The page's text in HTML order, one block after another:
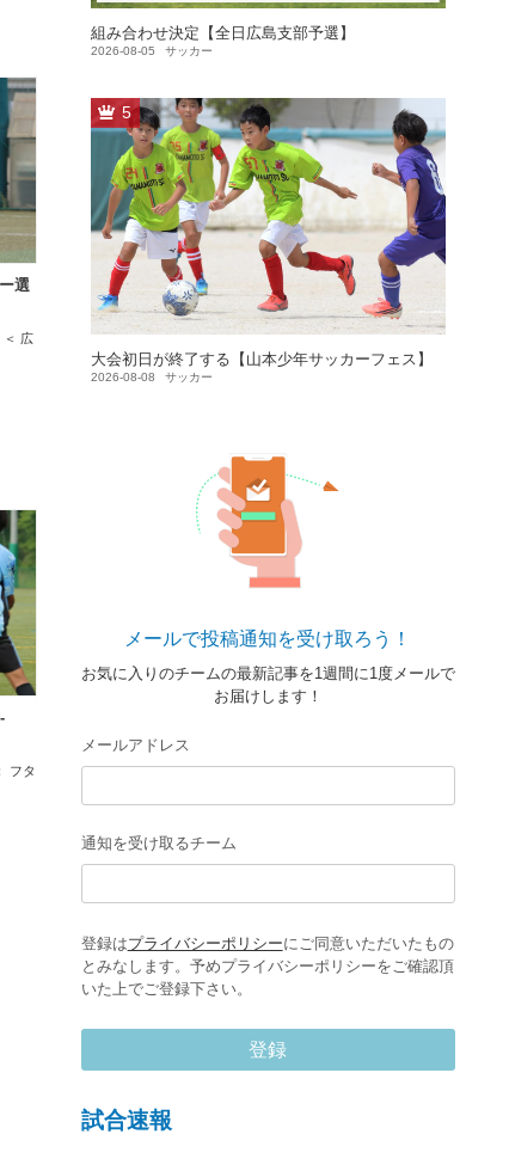
選
広
フタ
組み合わせ決定【全日広島支部予選】
2026-08-05 サッカー
5
大会初日が終了する【山本少年サッカーフェス】
2026-08-08 サッカー
メールで投稿通知を受け取ろう！
お気に入りのチームの最新記事を1週間に1度メールで
お届けします！
メールアドレス
通知を受け取るチーム
登録はプライバシーポリシーにご同意いただいたもの
とみなします。予めプライバシーポリシーをご確認頂
いた上でご登録下さい。
登録
試合速報